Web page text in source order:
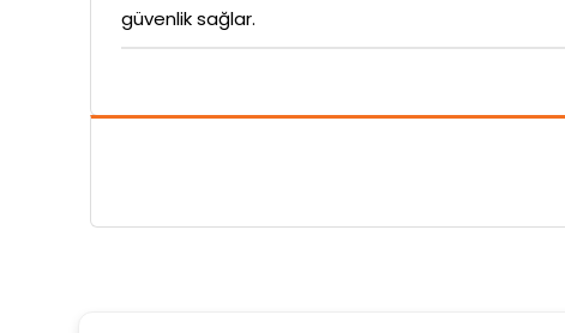
güvenlik sağlar.